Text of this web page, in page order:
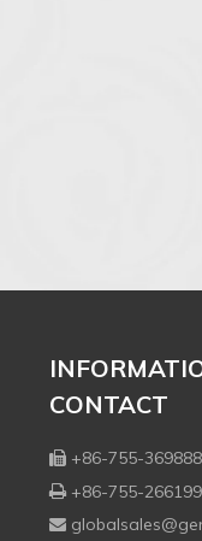
CONTACT
 +86-755-
 +86-755-
